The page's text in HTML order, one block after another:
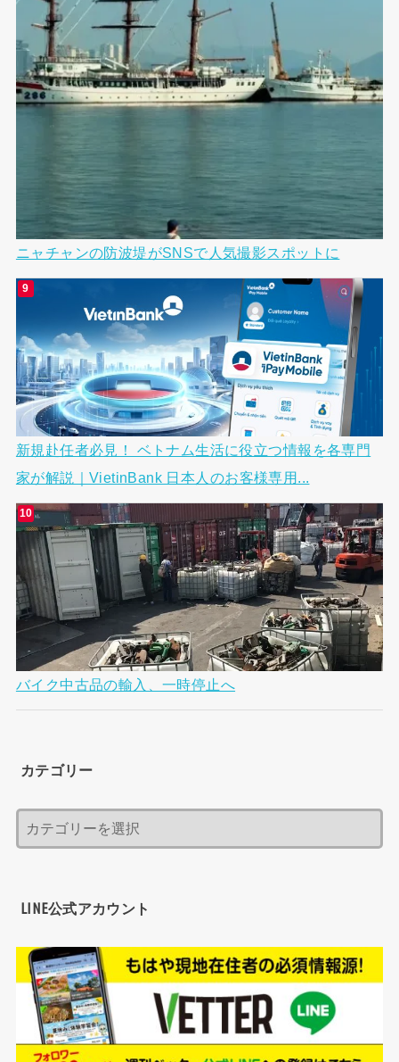
ニャチャンの防波堤がSNSで人気撮影スポットに
新規赴任者必見！ ベトナム生活に役立つ情報を各専門
家が解説｜VietinBank 日本人のお客様専用...
バイク中古品の輸入、一時停止へ
カテゴリー
LINE公式アカウント